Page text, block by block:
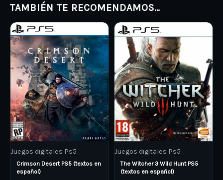
TAMBIÉN TE RECOMENDAMOS…
Juegos digitales Ps5
Crimson Desert PS5 (textos en
español)
Price
range:
ARS 45.000,00
through
ARS 60.000,00
This
product
has
multiple
variants.
The
options
may
be
chosen
on
Juegos digitales Ps5
The Witcher 3 Wild Hunt PS5
(textos en español)
Price
ARS
This
product
has
multiple
variants.
The
options
may
be
chosen
on